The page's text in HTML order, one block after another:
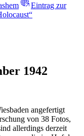
Eintrag zur
1942
angefertigt
von 38 Fotos,
allerdings derzeit